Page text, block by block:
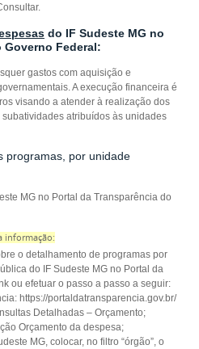
do IF Sudeste MG no
Governo Federal:
gastos com aquisição e
A execução financeira é
visando a atender à realização dos
atribuídos às unidades
programas, por unidade
MG no Portal da Transparência do
informação:
o detalhamento de programas por
do IF Sudeste MG no Portal da
ou efetuar o passo a passo a seguir:
https://portaldatransparencia.gov.br/
Detalhadas – Orçamento;
Orçamento da despesa;
MG, colocar, no filtro “órgão”, o